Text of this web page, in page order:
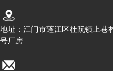
地址：江门市蓬江区杜阮镇上巷
号厂房